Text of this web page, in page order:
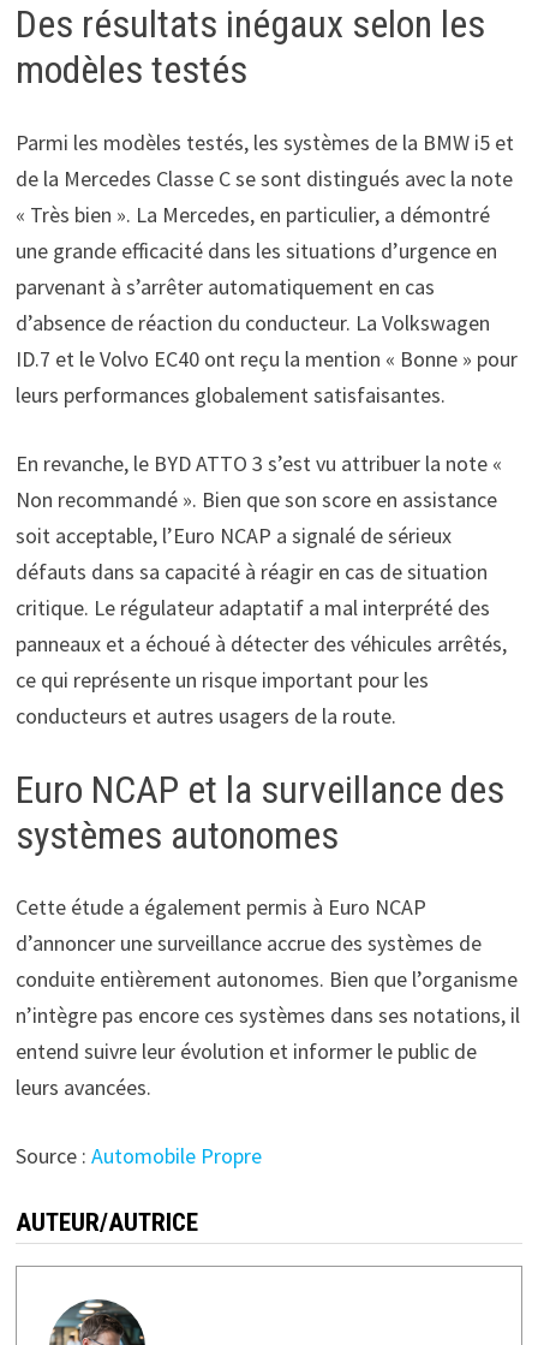
Des résultats inégaux selon les
modèles testés
Parmi les modèles testés, les systèmes de la BMW i5 et
de la Mercedes Classe C se sont distingués avec la note
« Très bien ». La Mercedes, en particulier, a démontré
une grande efficacité dans les situations d’urgence en
parvenant à s’arrêter automatiquement en cas
d’absence de réaction du conducteur. La Volkswagen
ID.7 et le Volvo EC40 ont reçu la mention « Bonne » pour
leurs performances globalement satisfaisantes.
En revanche, le BYD ATTO 3 s’est vu attribuer la note «
Non recommandé ». Bien que son score en assistance
soit acceptable, l’Euro NCAP a signalé de sérieux
défauts dans sa capacité à réagir en cas de situation
critique. Le régulateur adaptatif a mal interprété des
panneaux et a échoué à détecter des véhicules arrêtés,
ce qui représente un risque important pour les
conducteurs et autres usagers de la route.
Euro NCAP et la surveillance des
systèmes autonomes
Cette étude a également permis à Euro NCAP
d’annoncer une surveillance accrue des systèmes de
conduite entièrement autonomes. Bien que l’organisme
n’intègre pas encore ces systèmes dans ses notations, il
entend suivre leur évolution et informer le public de
leurs avancées.
Source : Automobile Propre
AUTEUR/AUTRICE